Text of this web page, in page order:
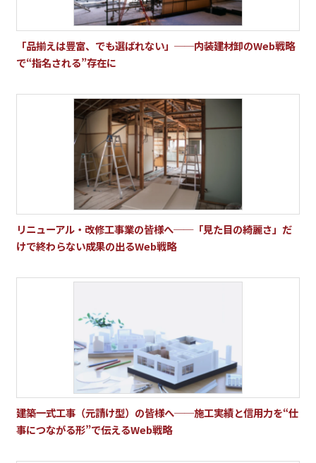
「品揃えは豊富、でも選ばれない」──内装建材卸のWeb戦略
で“指名される”存在に
リニューアル・改修工事業の皆様へ──「見た目の綺麗さ」だ
けで終わらない成果の出るWeb戦略
建築一式工事（元請け型）の皆様へ──施工実績と信用力を“仕
事につながる形”で伝えるWeb戦略